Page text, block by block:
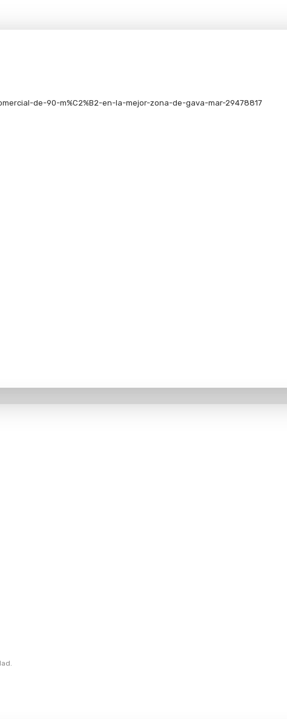
de-90-m%C2%B2-en-la-mejor-zona-de-gava-mar-29478817